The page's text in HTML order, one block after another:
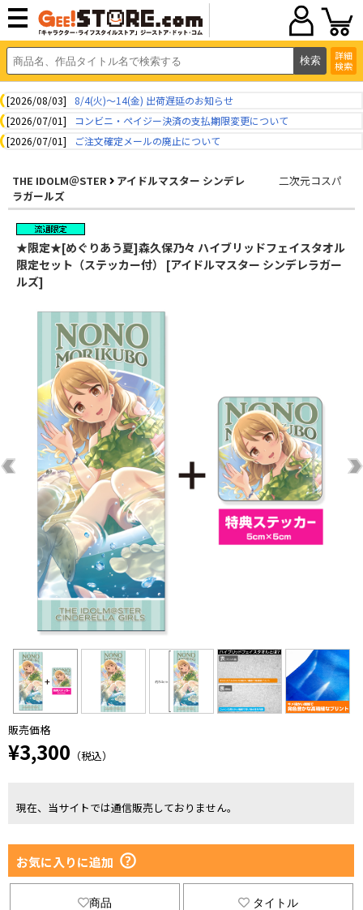
詳細
検索
[2026/08/03]
8/4(火)～14(金) 出荷遅延のお知らせ
[2026/07/01]
コンビニ・ペイジー決済の支払期限変更について
[2026/07/01]
ご注文確定メールの廃止について
THE IDOLM＠STER
アイドルマスター シンデレ
ラガールズ
二次元コスパ
★限定★[めぐりあう夏]森久保乃々 ハイブリッドフェイスタオル
限定セット（ステッカー付） [アイドルマスター シンデレラガー
ルズ]
販売価格
¥3,300 （税込）
現在、当サイトでは通信販売しておりません。
お気に入りに追加
商品 タイトル